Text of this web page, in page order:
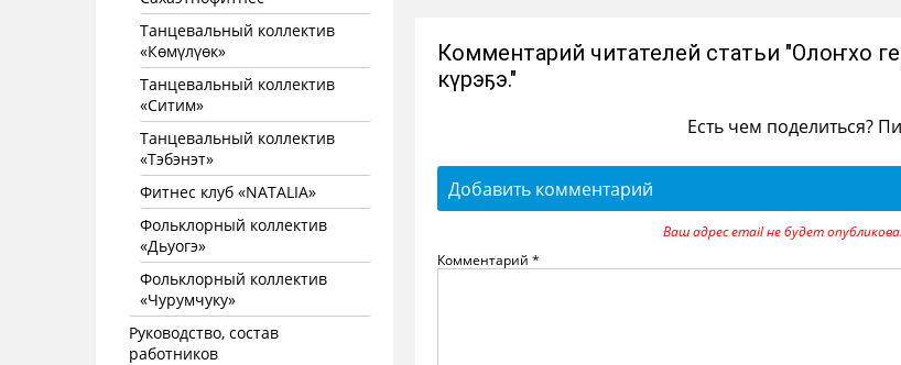
Танцевальный коллектив
«Көмүлүөк»
Танцевальный коллектив
«Ситим»
Танцевальный коллектив
«Тэбэнэт»
Фитнес клуб «NATALIA»
Фольклорный коллектив
«Дьуогэ»
Фольклорный коллектив
«Чурумчуку»
Руководство, состав
работников
Комментарий читателей статьи "Олоҥхо
күрэҕэ."
Есть чем поделиться?
Добавить комментарий
Ваш адрес email не будет
Комментарий *